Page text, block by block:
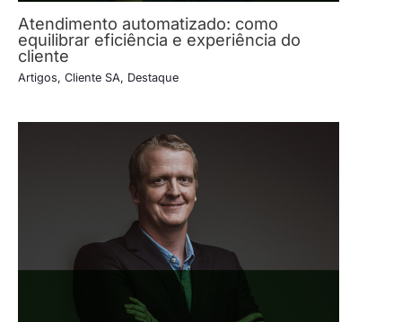
Atendimento automatizado: como
equilibrar eficiência e experiência do
cliente
Artigos, Cliente SA, Destaque